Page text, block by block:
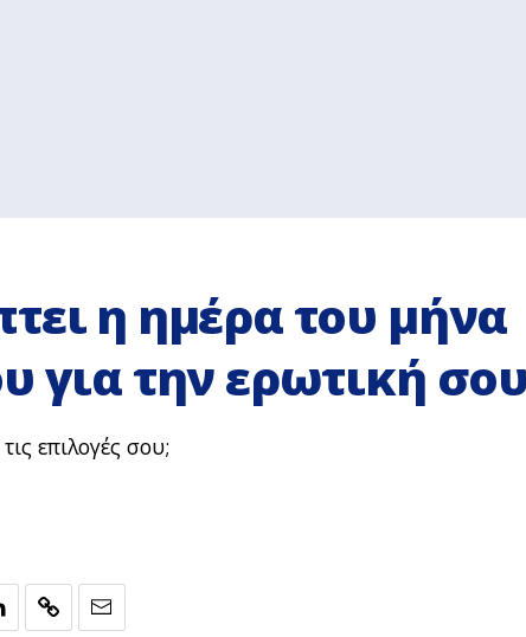
η ημέρα του μήνα
για την ερωτική
επιλογές σου;